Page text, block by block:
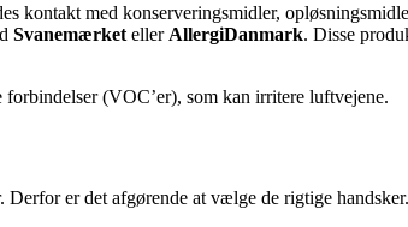
kontakt med konserveringsmidler,
Svanemærket eller AllergiDanmark. Disse
(VOC’er), som kan irritere luftvejene.
er det afgørende at vælge de rigtige handsker.